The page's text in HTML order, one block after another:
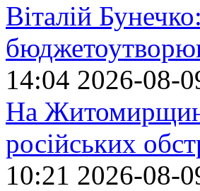
Віталій
14:04 2026-08-
На
російських
10:21 2026-08-